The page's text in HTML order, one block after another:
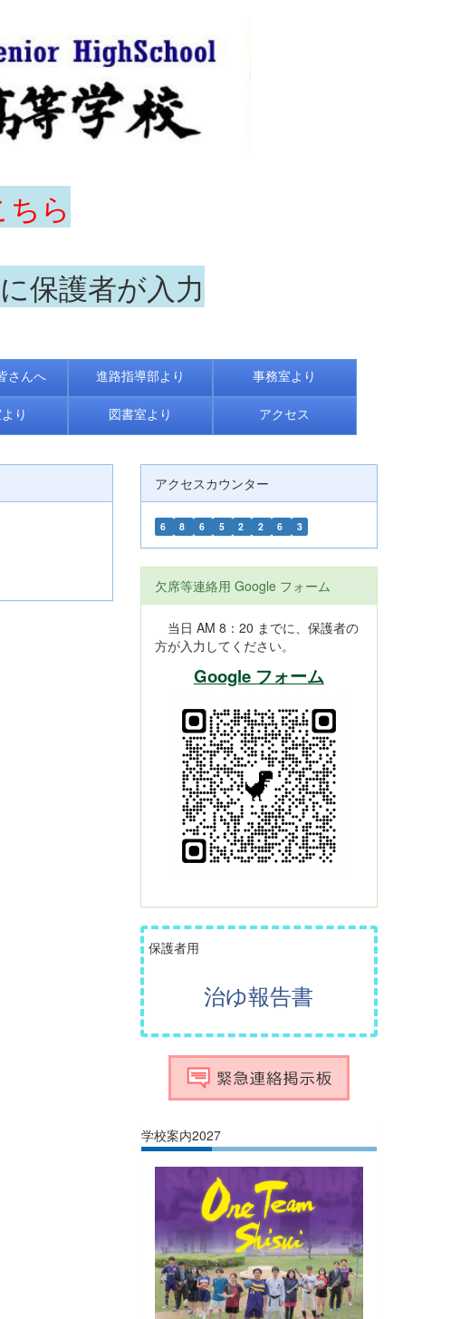
ちら
保護者が入力
さんへ 進路指導部より 事務室より
り 図書室より アクセス
アクセスカウンター
6 8 6 5 2 2 6 3
欠席等連絡用 Google フォーム
当日 AM 8：20 までに、保護者の
方が入力してください。
Google フォーム
保護者用
治ゆ報告書
学校案内2027